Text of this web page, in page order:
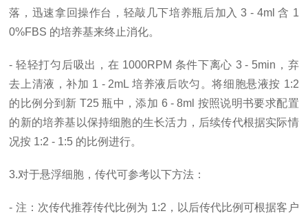
落，迅速拿回操作台，轻敲几下培养瓶后加入 3 - 4ml 含 1
0%FBS 的培养基来终止消化。
- 轻轻打匀后吸出，在 1000RPM 条件下离心 3 - 5min，弃
去上清液，补加 1 - 2mL 培养液后吹匀。将细胞悬液按 1:2
的比例分到新 T25 瓶中，添加 6 - 8ml 按照说明书要求配置
的新的培养基以保持细胞的生长活力，后续传代根据实际情
况按 1:2 - 1:5 的比例进行。
3.对于悬浮细胞，传代可参考以下方法：
- 注：次传代推荐传代比例为 1:2，以后传代比例可根据客户